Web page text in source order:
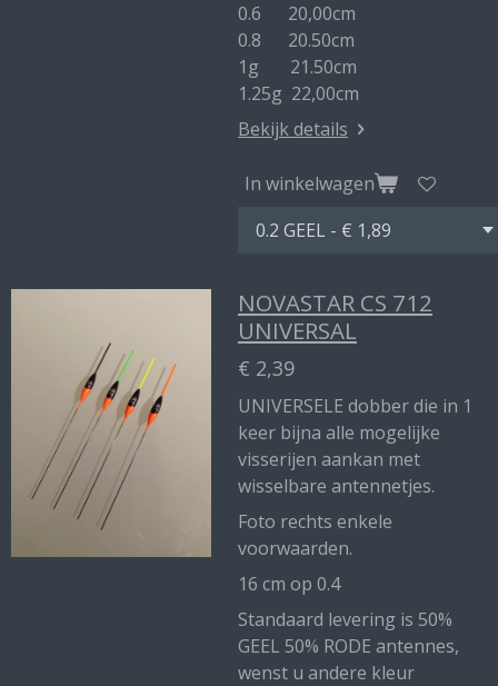
0.6 20,00cm
0.8 20.50cm
1g 21.50cm
1.25g 22,00cm
Bekijk details
In winkelwagen
NOVASTAR CS 712
UNIVERSAL
€ 2,39
UNIVERSELE dobber die in 1
keer bijna alle mogelijke
visserijen aankan met
wisselbare antennetjes.
Foto rechts enkele
voorwaarden.
16 cm op 0.4
Standaard levering is 50%
GEEL 50% RODE antennes,
wenst u andere kleur